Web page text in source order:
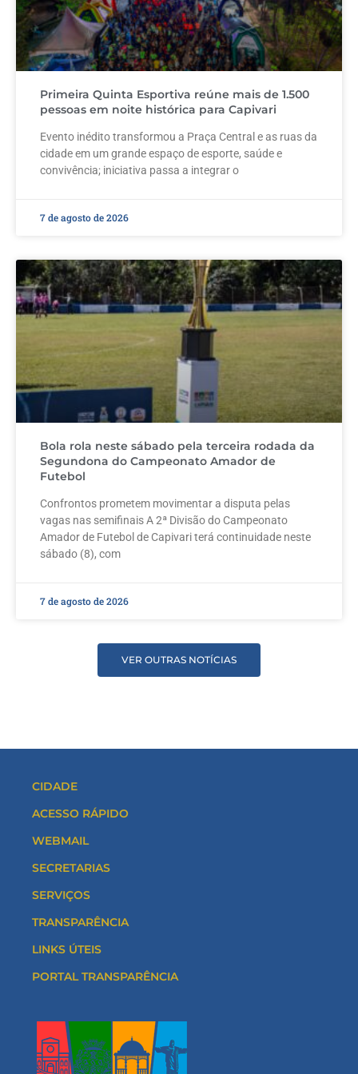
Primeira Quinta Esportiva reúne mais de 1.500
pessoas em noite histórica para Capivari
Evento inédito transformou a Praça Central e as ruas da
cidade em um grande espaço de esporte, saúde e
convivência; iniciativa passa a integrar o
7 de agosto de 2026
Bola rola neste sábado pela terceira rodada da
Segundona do Campeonato Amador de
Futebol
Confrontos prometem movimentar a disputa pelas
vagas nas semifinais A 2ª Divisão do Campeonato
Amador de Futebol de Capivari terá continuidade neste
sábado (8), com
7 de agosto de 2026
VER OUTRAS NOTÍCIAS
CIDADE
ACESSO RÁPIDO
WEBMAIL
SECRETARIAS
SERVIÇOS
TRANSPARÊNCIA
LINKS ÚTEIS
PORTAL TRANSPARÊNCIA